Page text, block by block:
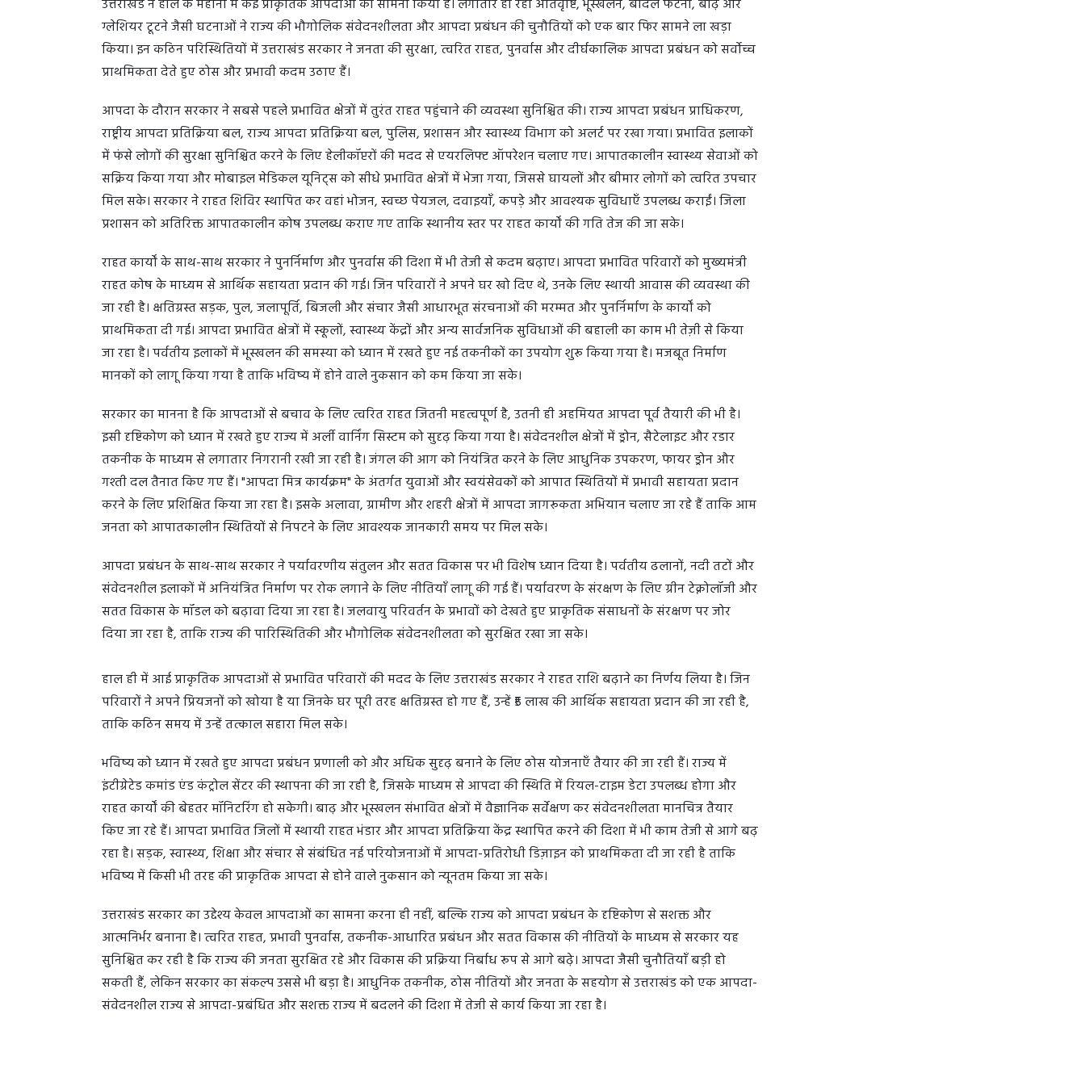
उत्तराखंड ने हाल के महीनों में कई प्राकृतिक आपदाओं का सामना किया है। लगातार हो रही अतिवृष्टि, भूस्खलन, बादल फटना, बाढ़ और
ग्लेशियर टूटने जैसी घटनाओं ने राज्य की भौगोलिक संवेदनशीलता और आपदा प्रबंधन की चुनौतियों को एक बार फिर सामने ला खड़ा
किया। इन कठिन परिस्थितियों में उत्तराखंड सरकार ने जनता की सुरक्षा, त्वरित राहत, पुनर्वास और दीर्घकालिक आपदा प्रबंधन को सर्वोच्च
प्राथमिकता देते हुए ठोस और प्रभावी कदम उठाए हैं।
आपदा के दौरान सरकार ने सबसे पहले प्रभावित क्षेत्रों में तुरंत राहत पहुंचाने की व्यवस्था सुनिश्चित की। राज्य आपदा प्रबंधन प्राधिकरण,
राष्ट्रीय आपदा प्रतिक्रिया बल, राज्य आपदा प्रतिक्रिया बल, पुलिस, प्रशासन और स्वास्थ्य विभाग को अलर्ट पर रखा गया। प्रभावित इलाकों
में फंसे लोगों की सुरक्षा सुनिश्चित करने के लिए हेलीकॉप्टरों की मदद से एयरलिफ्ट ऑपरेशन चलाए गए। आपातकालीन स्वास्थ्य सेवाओं को
सक्रिय किया गया और मोबाइल मेडिकल यूनिट्स को सीधे प्रभावित क्षेत्रों में भेजा गया, जिससे घायलों और बीमार लोगों को त्वरित उपचार
मिल सके। सरकार ने राहत शिविर स्थापित कर वहां भोजन, स्वच्छ पेयजल, दवाइयाँ, कपड़े और आवश्यक सुविधाएँ उपलब्ध कराईं। जिला
प्रशासन को अतिरिक्त आपातकालीन कोष उपलब्ध कराए गए ताकि स्थानीय स्तर पर राहत कार्यों की गति तेज की जा सके।
राहत कार्यों के साथ-साथ सरकार ने पुनर्निर्माण और पुनर्वास की दिशा में भी तेजी से कदम बढ़ाए। आपदा प्रभावित परिवारों को मुख्यमंत्री
राहत कोष के माध्यम से आर्थिक सहायता प्रदान की गई। जिन परिवारों ने अपने घर खो दिए थे, उनके लिए स्थायी आवास की व्यवस्था की
जा रही है। क्षतिग्रस्त सड़क, पुल, जलापूर्ति, बिजली और संचार जैसी आधारभूत संरचनाओं की मरम्मत और पुनर्निर्माण के कार्यों को
प्राथमिकता दी गई। आपदा प्रभावित क्षेत्रों में स्कूलों, स्वास्थ्य केंद्रों और अन्य सार्वजनिक सुविधाओं की बहाली का काम भी तेज़ी से किया
जा रहा है। पर्वतीय इलाकों में भूस्खलन की समस्या को ध्यान में रखते हुए नई तकनीकों का उपयोग शुरू किया गया है। मजबूत निर्माण
मानकों को लागू किया गया है ताकि भविष्य में होने वाले नुकसान को कम किया जा सके।
सरकार का मानना है कि आपदाओं से बचाव के लिए त्वरित राहत जितनी महत्वपूर्ण है, उतनी ही अहमियत आपदा पूर्व तैयारी की भी है।
इसी दृष्टिकोण को ध्यान में रखते हुए राज्य में अर्ली वार्निंग सिस्टम को सुदृढ़ किया गया है। संवेदनशील क्षेत्रों में ड्रोन, सैटेलाइट और रडार
तकनीक के माध्यम से लगातार निगरानी रखी जा रही है। जंगल की आग को नियंत्रित करने के लिए आधुनिक उपकरण, फायर ड्रोन और
गश्ती दल तैनात किए गए हैं। "आपदा मित्र कार्यक्रम" के अंतर्गत युवाओं और स्वयंसेवकों को आपात स्थितियों में प्रभावी सहायता प्रदान
करने के लिए प्रशिक्षित किया जा रहा है। इसके अलावा, ग्रामीण और शहरी क्षेत्रों में आपदा जागरूकता अभियान चलाए जा रहे हैं ताकि आम
जनता को आपातकालीन स्थितियों से निपटने के लिए आवश्यक जानकारी समय पर मिल सके।
आपदा प्रबंधन के साथ-साथ सरकार ने पर्यावरणीय संतुलन और सतत विकास पर भी विशेष ध्यान दिया है। पर्वतीय ढलानों, नदी तटों और
संवेदनशील इलाकों में अनियंत्रित निर्माण पर रोक लगाने के लिए नीतियाँ लागू की गई हैं। पर्यावरण के संरक्षण के लिए ग्रीन टेक्नोलॉजी और
सतत विकास के मॉडल को बढ़ावा दिया जा रहा है। जलवायु परिवर्तन के प्रभावों को देखते हुए प्राकृतिक संसाधनों के संरक्षण पर जोर
दिया जा रहा है, ताकि राज्य की पारिस्थितिकी और भौगोलिक संवेदनशीलता को सुरक्षित रखा जा सके।
हाल ही में आई प्राकृतिक आपदाओं से प्रभावित परिवारों की मदद के लिए उत्तराखंड सरकार ने राहत राशि बढ़ाने का निर्णय लिया है। जिन
परिवारों ने अपने प्रियजनों को खोया है या जिनके घर पूरी तरह क्षतिग्रस्त हो गए हैं, उन्हें ₹5 लाख की आर्थिक सहायता प्रदान की जा रही है,
ताकि कठिन समय में उन्हें तत्काल सहारा मिल सके।
भविष्य को ध्यान में रखते हुए आपदा प्रबंधन प्रणाली को और अधिक सुदृढ़ बनाने के लिए ठोस योजनाएँ तैयार की जा रही हैं। राज्य में
इंटीग्रेटेड कमांड एंड कंट्रोल सेंटर की स्थापना की जा रही है, जिसके माध्यम से आपदा की स्थिति में रियल-टाइम डेटा उपलब्ध होगा और
राहत कार्यों की बेहतर मॉनिटरिंग हो सकेगी। बाढ़ और भूस्खलन संभावित क्षेत्रों में वैज्ञानिक सर्वेक्षण कर संवेदनशीलता मानचित्र तैयार
किए जा रहे हैं। आपदा प्रभावित जिलों में स्थायी राहत भंडार और आपदा प्रतिक्रिया केंद्र स्थापित करने की दिशा में भी काम तेजी से आगे बढ़
रहा है। सड़क, स्वास्थ्य, शिक्षा और संचार से संबंधित नई परियोजनाओं में आपदा-प्रतिरोधी डिज़ाइन को प्राथमिकता दी जा रही है ताकि
भविष्य में किसी भी तरह की प्राकृतिक आपदा से होने वाले नुकसान को न्यूनतम किया जा सके।
उत्तराखंड सरकार का उद्देश्य केवल आपदाओं का सामना करना ही नहीं, बल्कि राज्य को आपदा प्रबंधन के दृष्टिकोण से सशक्त और
आत्मनिर्भर बनाना है। त्वरित राहत, प्रभावी पुनर्वास, तकनीक-आधारित प्रबंधन और सतत विकास की नीतियों के माध्यम से सरकार यह
सुनिश्चित कर रही है कि राज्य की जनता सुरक्षित रहे और विकास की प्रक्रिया निर्बाध रूप से आगे बढ़े। आपदा जैसी चुनौतियाँ बड़ी हो
सकती हैं, लेकिन सरकार का संकल्प उससे भी बड़ा है। आधुनिक तकनीक, ठोस नीतियों और जनता के सहयोग से उत्तराखंड को एक आपदा-
संवेदनशील राज्य से आपदा-प्रबंधित और सशक्त राज्य में बदलने की दिशा में तेजी से कार्य किया जा रहा है।